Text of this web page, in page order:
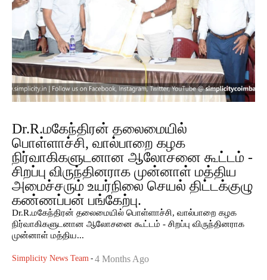
Dr.R.மகேந்திரன் தலைமையில்
பொள்ளாச்சி, வால்பாறை கழக
நிர்வாகிகளுடனான ஆலோசனை கூட்டம் -
சிறப்பு விருந்தினராக முன்னாள் மத்திய
அமைச்சரும் உயர்நிலை செயல் திட்டக்குழு
கண்ணப்பன் பங்கேற்பு.
Dr.R.மகேந்திரன் தலைமையில் பொள்ளாச்சி, வால்பாறை கழக
நிர்வாகிகளுடனான ஆலோசனை கூட்டம் - சிறப்பு விருந்தினராக
முன்னாள் மத்திய...
Simplicity News Team - 4 Months Ago